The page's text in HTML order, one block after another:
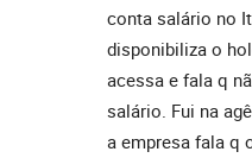
conta salário no
disponibiliza o
acessa e fala q
salário. Fui na
a empresa fala q